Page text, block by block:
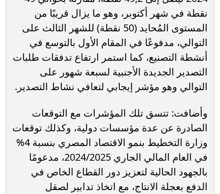
نقطة في شهر أكتوبر، وهو ما يزال قريبًا من
المستوى المُحايد (50 نقطة) للشهر الثالث على
التوالي، مدفوعًا في المقام الأول بالتوسع في
أنشطة التصنيع، كما استمر ارتفاع تدفقات طلبات
التصدير الجديدة الأجنبية لسبعة شهور على
التوالي وهو مؤشر إيجابي لتعافي نشاط التصدير.
وأضافت: تتسق تلك المؤشرات مع التوقعات
الصادرة عن عدة مؤسسات دولية، وكذلك توقعات
وزارة التخطيط بنمو الاقتصاد المصري بنسبة 4%
في العام المالي الجاري 2024/2025، مدعومًا
بالجهود الحالية لتعزيز دور القطاع الخاص في
الدفع بعجلة الانتاج، مع اتخاذ تدابير لصقل